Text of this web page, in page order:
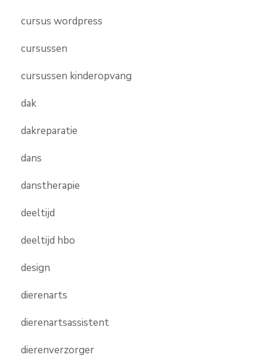
cursus wordpress
cursussen
cursussen kinderopvang
dak
dakreparatie
dans
danstherapie
deeltijd
deeltijd hbo
design
dierenarts
dierenartsassistent
dierenverzorger